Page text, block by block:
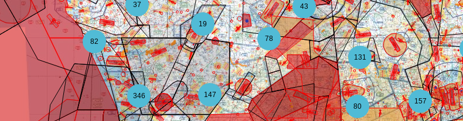
147
346
131
43
78
80
82
157
37
19